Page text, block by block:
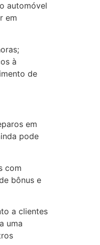
automóvel
em
à
de
em
pode
com
bônus e
a clientes
uma